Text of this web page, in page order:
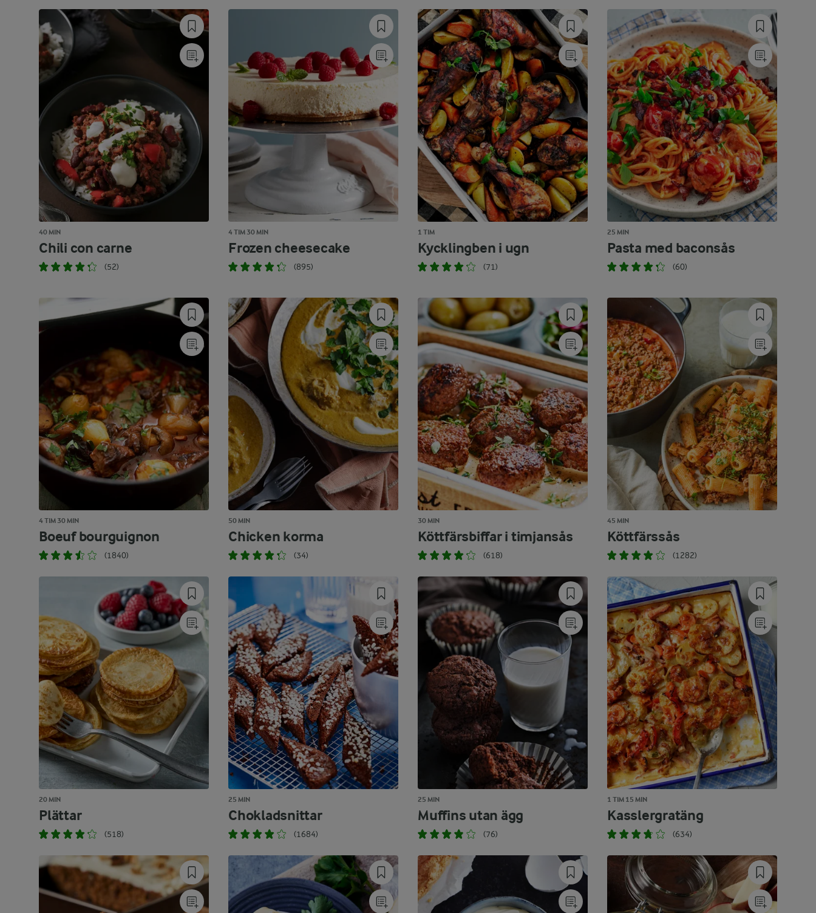
40 MIN
Chili con carne
(52)
4 TIM 30 MIN
Frozen cheesecake
(895)
1 TIM
Kycklingben i ugn
(71)
25 MIN
Pasta med baconsås
(60)
4 TIM 30 MIN
Boeuf bourguignon
(1840)
50 MIN
Chicken korma
(34)
30 MIN
Köttfärsbiffar i timjansås
(618)
45 MIN
Köttfärssås
(1282)
20 MIN
Plättar
(518)
25 MIN
Chokladsnittar
(1684)
25 MIN
Muffins utan ägg
(76)
1 TIM 15 MIN
Kasslergratäng
(634)